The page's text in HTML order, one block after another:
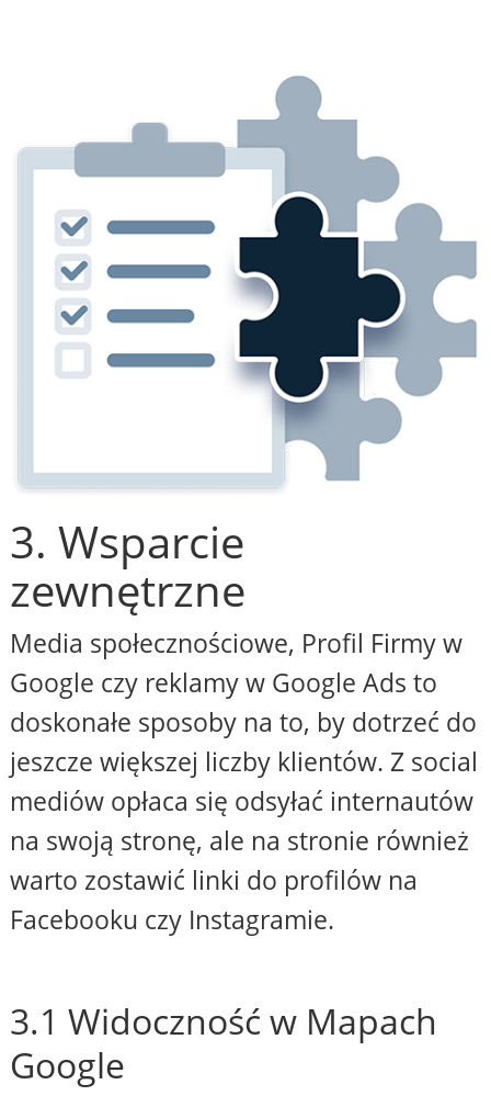
3. Wsparcie
zewnętrzne
Media społecznościowe, Profil Firmy w
Google czy reklamy w Google Ads to
doskonałe sposoby na to, by dotrzeć do
jeszcze większej liczby klientów. Z social
mediów opłaca się odsyłać internautów
na swoją stronę, ale na stronie również
warto zostawić linki do profilów na
Facebooku czy Instagramie.
3.1 Widoczność w Mapach
Google